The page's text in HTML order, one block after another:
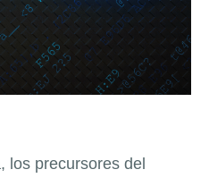
los precursores del